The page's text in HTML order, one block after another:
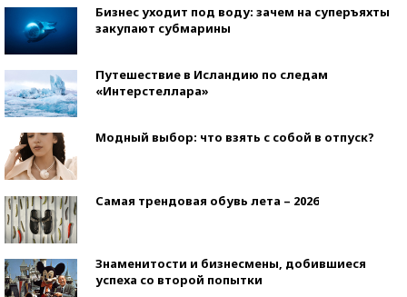
Бизнес уходит под воду: зачем на суперъяхты
закупают субмарины
Путешествие в Исландию по следам
«Интерстеллара»
Модный выбор: что взять с собой в отпуск?
Самая трендовая обувь лета – 2026
Знаменитости и бизнесмены, добившиеся
успеха со второй попытки